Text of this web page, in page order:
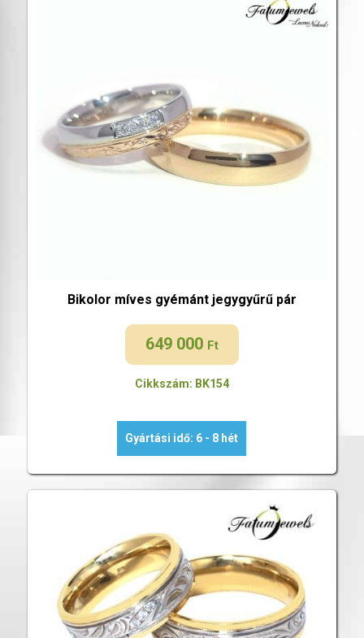
Bikolor míves gyémánt jegygyűrű pár
649 000 Ft
Cikkszám: BK154
Gyártási idő: 6 - 8 hét